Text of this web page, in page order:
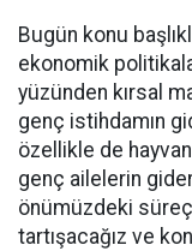
Bugün konu
ekonomik
yüzünden kırsal
genç istihdamın
özellikle de
genç ailelerin
önümüzdeki
tartışacağız ve